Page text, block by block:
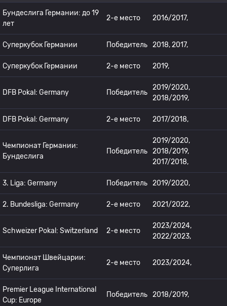
Бундеслига Германии: до 19
лет
2-е место 2016/2017,
Суперкубок Германии Победитель 2018, 2017,
Суперкубок Германии 2-е место 2019,
DFB Pokal: Germany Победитель
2019/2020,
2018/2019,
DFB Pokal: Germany 2-е место 2017/2018,
Чемпионат Германии:
Бундеслига
Победитель
2019/2020,
2018/2019,
2017/2018,
3. Liga: Germany Победитель 2019/2020,
2. Bundesliga: Germany 2-е место 2021/2022,
Schweizer Pokal: Switzerland 2-е место
2023/2024,
2022/2023,
Чемпионат Швейцарии:
Суперлига
2-е место 2023/2024,
Premier League International
Cup: Europe
Победитель 2018/2019,